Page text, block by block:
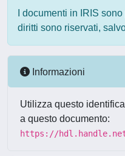
I documenti in IRIS
diritti sono riservati,
Informazioni
Utilizza questo
a questo documento:
https://hdl.handle.net/